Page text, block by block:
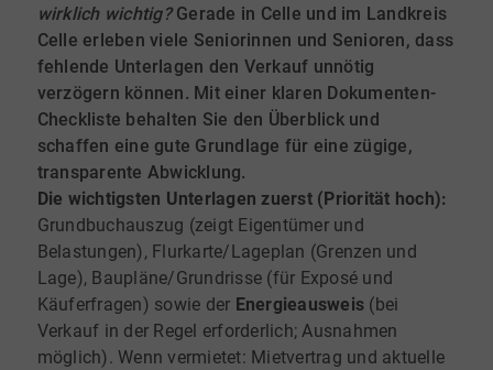
wirklich wichtig?Gerade in Celle und im Landkreis
Celle erleben viele Seniorinnen und Senioren, dass
fehlende Unterlagen den Verkauf unnötig
verzögern können. Mit einer klaren Dokumenten-
Checkliste behalten Sie den Überblick und
schaffen eine gute Grundlage für eine zügige,
transparente Abwicklung.
Die wichtigsten Unterlagen zuerst (Priorität hoch):
Grundbuchauszug (zeigt Eigentümer und
Belastungen), Flurkarte/Lageplan (Grenzen und
Lage), Baupläne/Grundrisse (für Exposé und
Käuferfragen) sowie der Energieausweis (bei
Verkauf in der Regel erforderlich; Ausnahmen
möglich). Wenn vermietet: Mietvertrag und aktuelle